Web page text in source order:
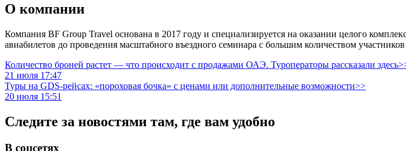
О компании
Компания BF Group Travel основана в 2017 году и специализируется на оказании целого
авиабилетов до проведения масштабного въездного семинара с большим количеством
Количество броней растет — что происходит с продажами ОАЭ. Туроператоры рассказали
21 июля 17:47
Туры на GDS-рейсах: «пороховая бочка» с ценами или дополнительные возможности>>
20 июля 15:51
Следите за новостями там, где вам удобно
В соцсетях